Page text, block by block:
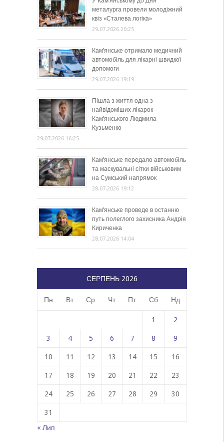
металурга провели молодіжний
квіз «Сталева логіка»
29.07.2026 20:25
Кам’янське отримало медичний
автомобіль для лікарні швидкої
допомоги
29.07.2026 19:19
Пішла з життя одна з
найвідоміших лікарок
Кам’янського Людмила
Кузьменко
29.07.2026 16:25
Кам’янське передало автомобіль
та маскувальні сітки військовим
на Сумський напрямок
28.07.2026 19:12
Кам’янське проведе в останню
путь полеглого захисника Андрія
Кириченка
28.07.2026 14:04
СЕРПЕНЬ 2026
Пн Вт Ср Чт Пт Сб Нд
1 2
3 4 5 6 7 8 9
10 11 12 13 14 15 16
17 18 19 20 21 22 23
24 25 26 27 28 29 30
31
« Лип